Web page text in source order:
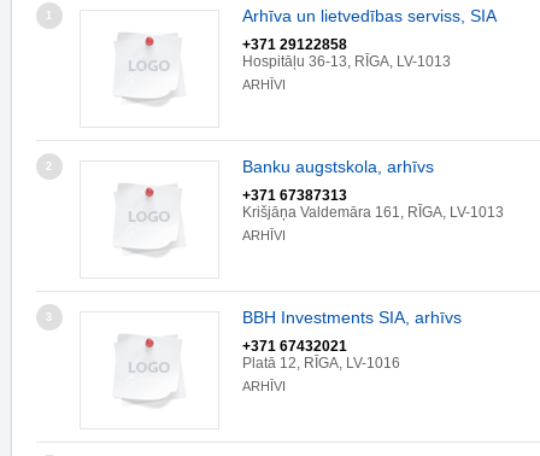
1 Arhīva un lietvedības serviss, SIA
+371 29122858
Hospitāļu 36-13, RĪGA, LV-1013
ARHĪVI
2 Banku augstskola, arhīvs
+371 67387313
Krišjāņa Valdemāra 161, RĪGA, LV-1013
ARHĪVI
3 BBH Investments SIA, arhīvs
+371 67432021
Platā 12, RĪGA, LV-1016
ARHĪVI